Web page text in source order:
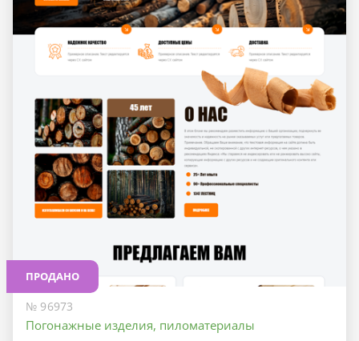
ПРОДАНО
№ 96973
Погонажные изделия, пиломатериалы